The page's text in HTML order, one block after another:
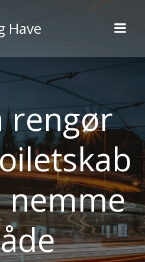
til
indhold
Have
rengør
nemme